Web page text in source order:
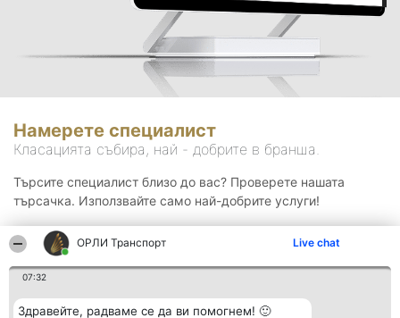
ОРЛИ Транспорт Live chat
07:32
Здравейте, радваме се да ви помогнем! 🙂
Намерете специалист
Класацията събира, най - добрите в бранша.
Търсите специалист близо до вас? Проверете нашата
търсачка. Използвайте само най-добрите услуги!